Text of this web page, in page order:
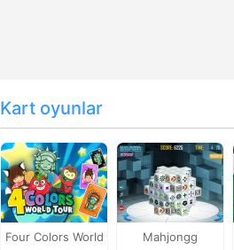
Kart oyunlar
Four Colors World
Mahjongg